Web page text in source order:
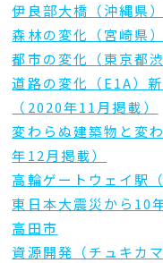
伊良部大橋（沖縄県
森林の変化（宮崎県
都市の変化（東京都
道路の変化（E1A）
（2020年11月掲載）
変わらぬ建築物と変
年12月掲載）
高輪ゲートウェイ駅
東日本大震災から10
高田市
資源開発（チュキカマ